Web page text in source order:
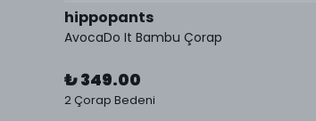
hippopants
AvocaDo It Bambu Çorap
₺ 349.00
2 Çorap Bedeni